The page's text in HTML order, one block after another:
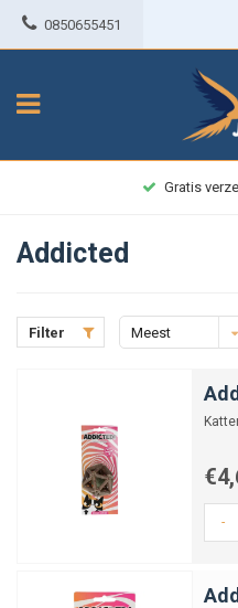
0850655451
Gratis
Addicted
Filter
Meest
-